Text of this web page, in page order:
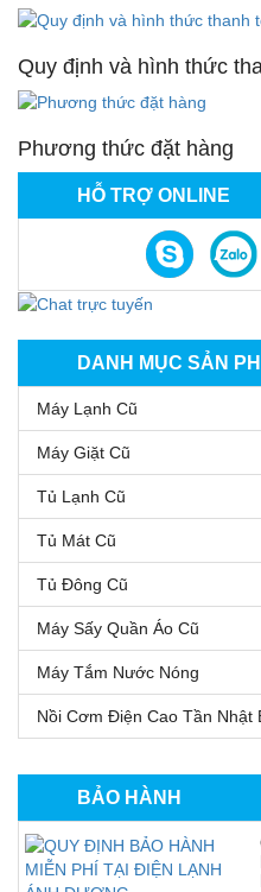
HỖ TRỢ ONLINE
DANH MỤC SẢN
Máy Lạnh Cũ
Máy Giặt Cũ
Tủ Lạnh Cũ
Tủ Mát Cũ
Tủ Đông Cũ
Máy Sấy Quần Áo Cũ
Máy Tắm Nước Nóng
Nồi Cơm Điện Cao Tần Nhật
BẢO HÀNH
Quy định và hình thức
Phương thức đặt hàng